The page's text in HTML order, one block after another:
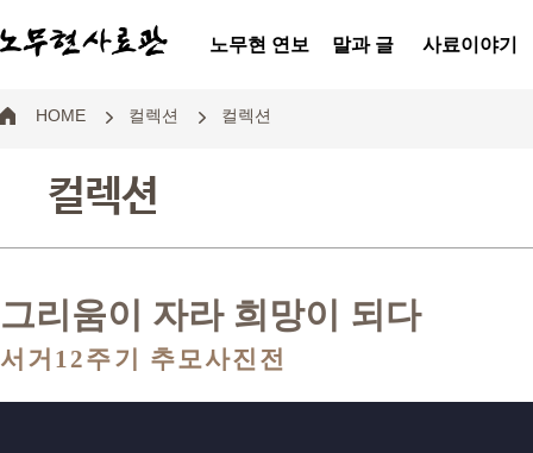
노무현 연보 말과 글 사료이야기
HOME 컬렉션 컬렉션
컬렉션
그리움이 자라 희망이 되다
서거12주기 추모사진전